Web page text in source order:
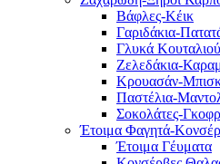
Βάφλες-Κέικ
Γαριδάκια-
Γλυκά
Ζελεδάκια-
Κρουασάν-
Παστέλια-
Σοκολάτες-
Έτοιμα Φαγητά-
Έτοιμα Γέυματα